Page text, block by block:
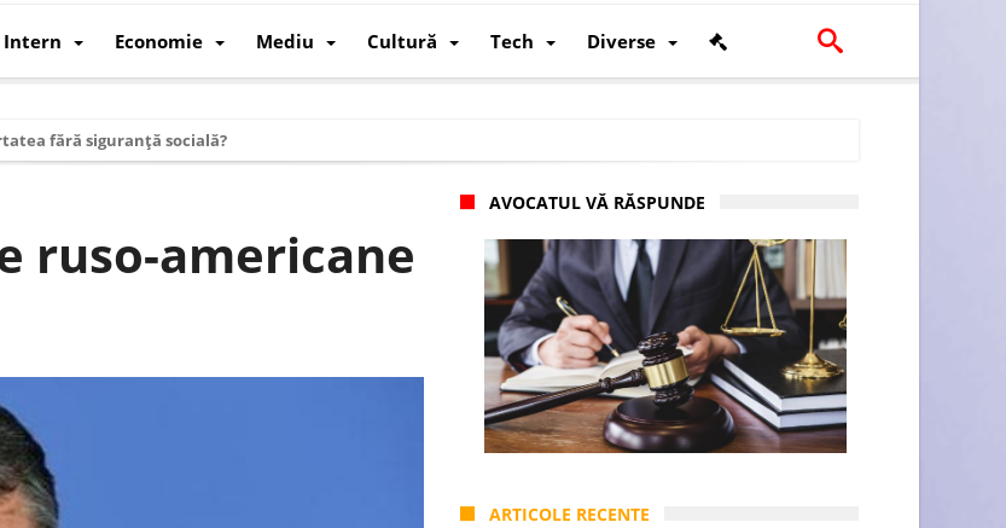
Intern Economie Mediu Cultură Tech Diverse
fără siguranță socială?
atelierul lumii și rivalul economic al SUA
Ce ne așteaptă? – O analiză structurală a demografiei, fiscalității și poziției României în U.E.
ca țară
a înlocui Nvidia
ruso-americane
AVOCATUL VĂ RĂSPUNDE
ARTICOLE RECENTE